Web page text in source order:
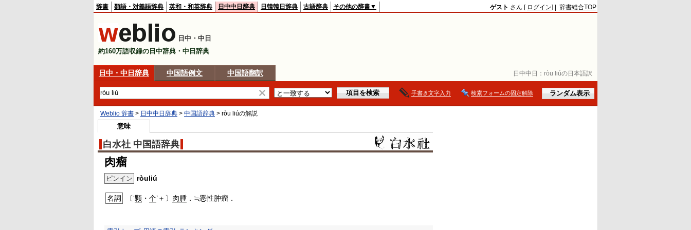
日中中日： ròu liúの日本語訳
辞書 類語・対義語辞典 英和・和英辞典 日中中日辞典 日韓韓日辞典 古語辞典 その他の辞書▼ ゲスト さん [ ログイン] | 辞書総合TOP
日中・中日
約160万語収録の日中辞典・中日辞典
日中・中日辞典 中国語例文 中国語翻訳
手書き文字入力 検索フォームの固定解除
Weblio 辞書 > 日中中日辞典 > 中国語辞典 > ròu liúの解説
意味
白水社 中国語辞典
肉瘤
ピンイン ròuliú
名詞 〔‘颗 ・ 个’＋〕 肉腫 ．≒恶性肿瘤．